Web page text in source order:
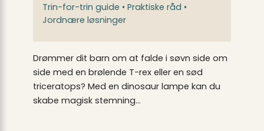
Trin-for-trin guide • Praktiske råd •
Jordnære løsninger
Drømmer dit barn om at falde i søvn side om
side med en brølende T-rex eller en sød
triceratops? Med en dinosaur lampe kan du
skabe magisk stemning…